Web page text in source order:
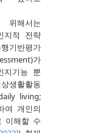
해서는
지적 전략
기반평가
가
지기능 뿐
활활동
living;
여 개인의
이해할 수